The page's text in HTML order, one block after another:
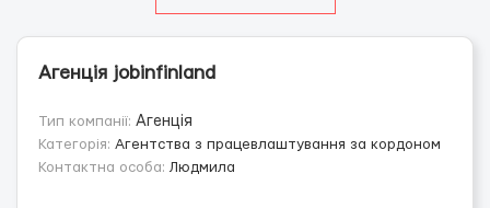
Агенція jobinfinland
Тип компанії: Агенція
Категорія: Агентства з працевлаштування за кордоном
Контактна особа: Людмила